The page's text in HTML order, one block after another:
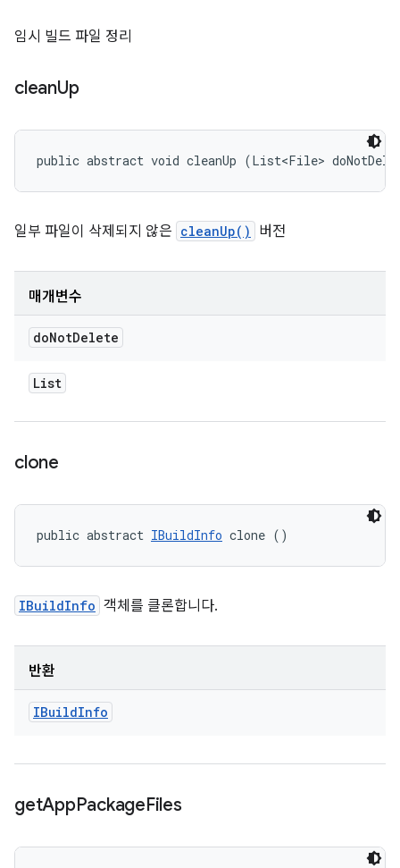
임시 빌드 파일 정리
cleanUp
public abstract void cleanUp (List<File>
일부 파일이 삭제되지 않은 cleanUp() 버전
매개변수
doNotDelete
List
clone
public abstract IBuildInfo clone ()
IBuildInfo 객체를 클론합니다.
반환
IBuildInfo
getAppPackageFiles